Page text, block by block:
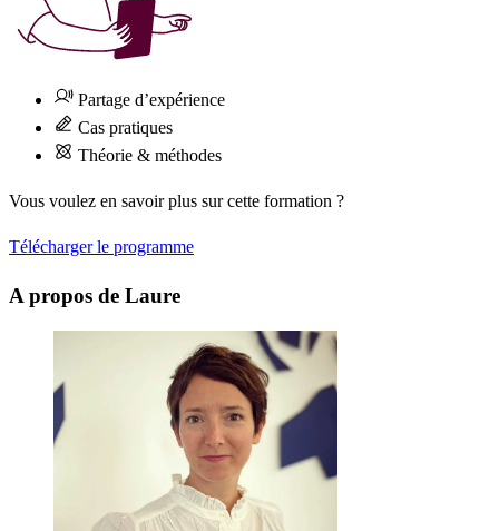
Partage d’expérience
Cas pratiques
Théorie & méthodes
Vous voulez en savoir plus sur cette formation ?
Télécharger le programme
A propos de Laure